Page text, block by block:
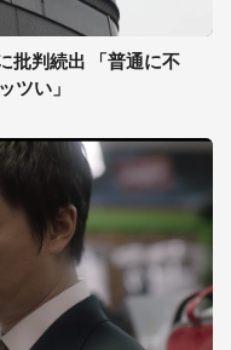
批判続出 「普通に不
ツい」